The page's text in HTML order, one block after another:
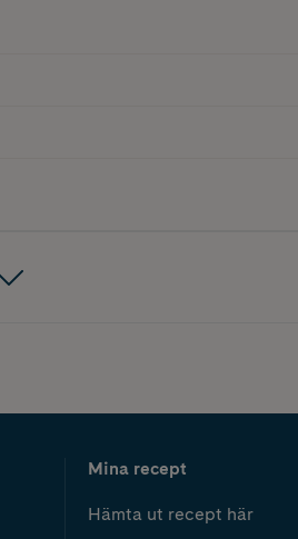
Mina recept
Hämta ut recept här